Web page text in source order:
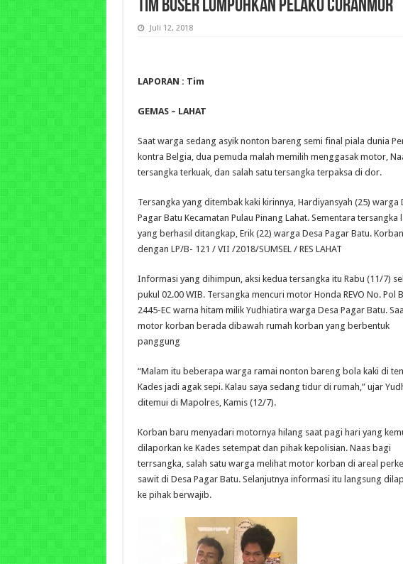
TIM BUSER LUMPUHKAN PELAKU CURANMOR
Juli 12, 2018
LAPORAN : Tim
GEMAS – LAHAT
Saat warga sedang asyik nonton bareng semi final piala dunia
kontra Belgia, dua pemuda malah memilih menggasak motor,
tersangka terkuak, dan salah satu tersangka terpaksa di dor.
Tersangka yang ditembak kaki kirinnya, Hardiyansyah (25) warga
Pagar Batu Kecamatan Pulau Pinang Lahat. Sementara tersangka
yang berhasil ditangkap, Erik (22) warga Desa Pagar Batu. Korban
dengan LP/B- 121 / VII /2018/SUMSEL / RES LAHAT
Informasi yang dihimpun, aksi kedua tersangka itu Rabu (11/7)
pukul 02.00 WIB. Tersangka mencuri motor Honda REVO No. Pol
2445-EC warna hitam milik Yudhiatira warga Desa Pagar Batu.
motor korban berada dibawah rumah korban yang berbentuk
panggung
“Malam itu beberapa warga ramai nonton bareng bola kaki di
Kades jadi agak sepi. Kalau saya sedang tidur di rumah,” ujar
ditemui di Mapolres, Kamis (12/7).
Korban baru menyadari motornya hilang saat pagi hari yang
dilaporkan ke Kades setempat dan pihak kepolisian. Naas bagi
terrsangka, salah satu warga melihat motor korban di areal
sawit di Desa Pagar Batu. Selanjutnya informasi itu langsung
ke pihak berwajib.